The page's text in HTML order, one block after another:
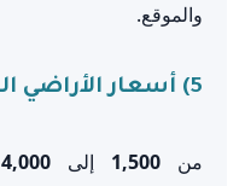
والموقع.
5) أسعار الأراضي الصناعية
من 1,500 إلى 4,000